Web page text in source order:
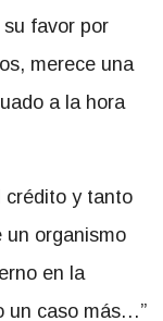
favor por
merece una
a la hora
crédito y tanto
un organismo
en la
un caso más…”